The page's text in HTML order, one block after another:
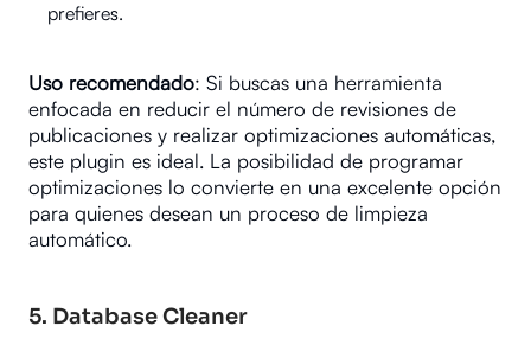
prefieres.
Uso recomendado: Si buscas una herramienta
enfocada en reducir el número de revisiones de
publicaciones y realizar optimizaciones automáticas,
este plugin es ideal. La posibilidad de programar
optimizaciones lo convierte en una excelente opción
para quienes desean un proceso de limpieza
automático.
5. Database Cleaner